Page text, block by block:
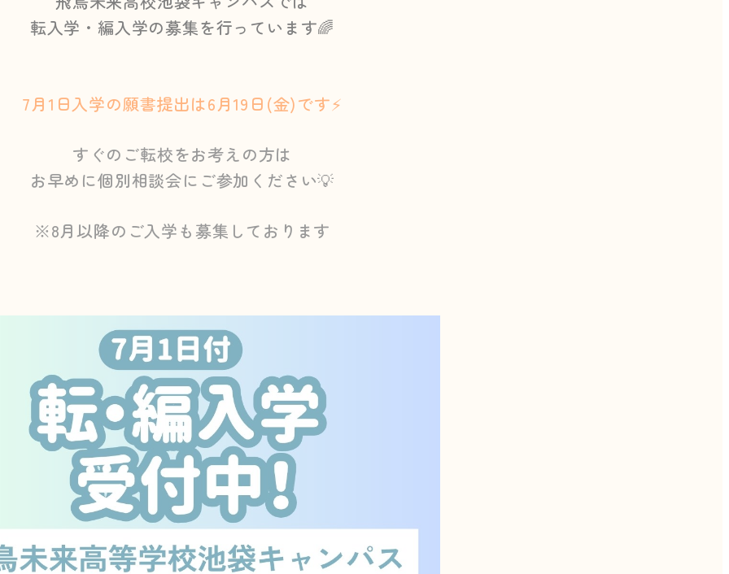
転入学・編入学の募集を行っています🌈
7月1日入学の願書提出は6月19日(金)です⚡
すぐのご転校をお考えの方は
お早めに個別相談会にご参加ください💡
※8月以降のご入学も募集しております